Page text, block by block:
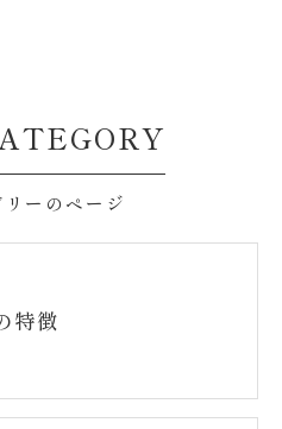
ーのページ
特徴